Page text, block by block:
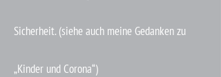
Sicherheit. (siehe auch meine Gedanken zu
„Kinder und Corona“)